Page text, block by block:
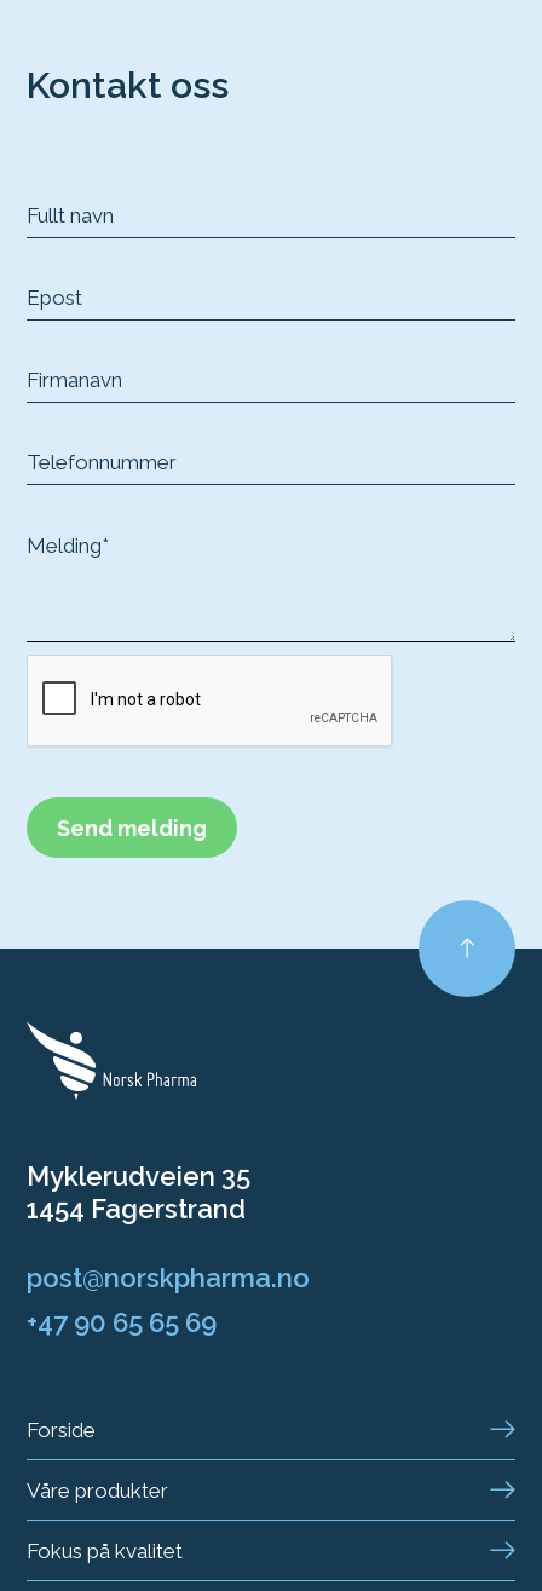
Kontakt oss
Myklerudveien 35
1454 Fagerstrand
post@norskpharma.no
+47 90 65 65 69
Forside
Våre produkter
Fokus på kvalitet